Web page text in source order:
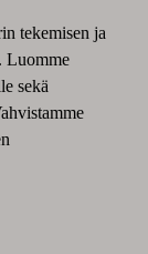
tekemisen ja
Luomme
sekä